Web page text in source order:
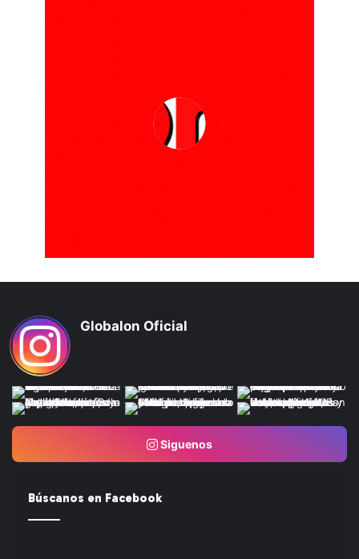
Globalon Oficial
Siguenos
Búscanos en Facebook